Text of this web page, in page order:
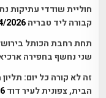
חוליית שודדי עתיקות
קבורה ליד טבריה 2026
תחת רחבת הכותל
שני נחשף בחפירה
זה לא קורה כל יום:
הבית, צפונית לעיר דוד